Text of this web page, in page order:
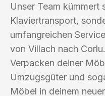
Unser Team kümmert
Klaviertransport,
umfangreichen
von Villach nach
Verpacken deiner
Umzugsgüter und
Möbel in deinem